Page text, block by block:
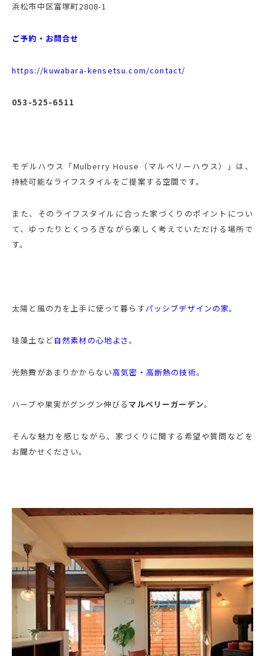
浜松市中区富塚町2808-1
ご予約・お問合せ
https://kuwabara-kensetsu.com/contact/
053-525-6511
モデルハウス「Mulberry House（マルベリーハウス）」は、
持続可能なライフスタイルをご提案する空間です。
また、そのライフスタイルに合った家づくりのポイントについ
て、ゆったりとくつろぎながら楽しく考えていただける場所で
す。
太陽と風の力を上手に使って暮らすパッシブデザインの家。
珪藻土など自然素材の心地よさ。
光熱費があまりかからない高気密・高断熱の技術。
ハーブや果実がグングン伸びる マルベリーガーデン。
そんな魅力を感じながら、家づくりに関する希望や質問などを
お聞かせください。